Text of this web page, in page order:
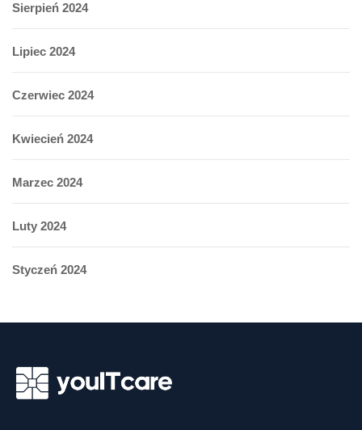
Sierpień 2024
Lipiec 2024
Czerwiec 2024
Kwiecień 2024
Marzec 2024
Luty 2024
Styczeń 2024